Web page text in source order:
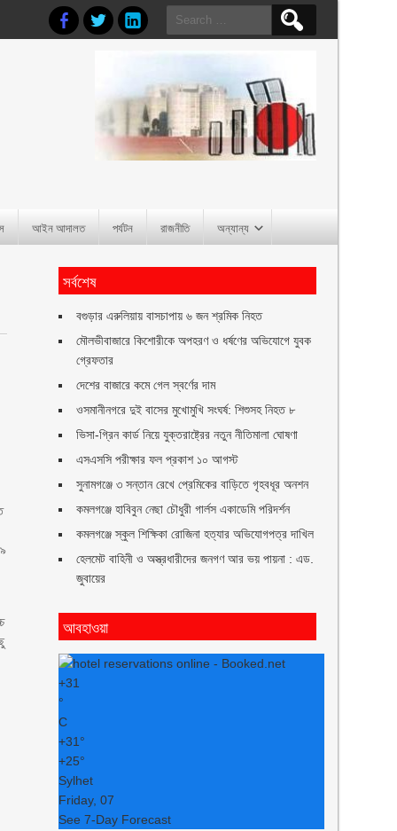
Search
for:
আইন আদালত পর্যটন রাজনীতি অন্যান্য
সর্বশেষ
বগুড়ার এরুলিয়ায় বাসচাপায় ৬ জন শ্রমিক নিহত
মৌলভীবাজারে কিশোরীকে অপহরণ ও ধর্ষণের অভিযোগে যুবক
গ্রেফতার
দেশের বাজারে কমে গেল স্বর্ণের দাম
ওসমানীনগরে দুই বাসের মুখোমুখি সংঘর্ষ: শিশুসহ নিহত ৮
ভিসা-গ্রিন কার্ড নিয়ে যুক্তরাষ্ট্রের নতুন নীতিমালা ঘোষণা
এসএসসি পরীক্ষার ফল প্রকাশ ১০ আগস্ট
সুনামগঞ্জে ৩ সন্তান রেখে প্রেমিকের বাড়িতে গৃহবধূর অনশন
কমলগঞ্জে হাবিবুন নেছা চৌধুরী গার্লস একাডেমি পরিদর্শন
কমলগঞ্জে স্কুল শিক্ষিকা রোজিনা হত্যার অভিযোগপত্র দাখিল
হেলমেট বাহিনী ও অস্ত্রধারীদের জনগণ আর ভয় পায়না : এড.
জুবায়ের
আবহাওয়া
+31
°
C
+31°
+25°
Sylhet
Friday, 07
See 7-Day Forecast